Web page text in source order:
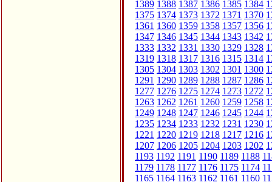
1389 1388 1387 1386 1385 1384
1375 1374 1373 1372 1371 1370
1361 1360 1359 1358 1357 1356
1347 1346 1345 1344 1343 1342
1333 1332 1331 1330 1329 1328
1319 1318 1317 1316 1315 1314
1305 1304 1303 1302 1301 1300
1291 1290 1289 1288 1287 1286
1277 1276 1275 1274 1273 1272
1263 1262 1261 1260 1259 1258
1249 1248 1247 1246 1245 1244
1235 1234 1233 1232 1231 1230
1221 1220 1219 1218 1217 1216
1207 1206 1205 1204 1203 1202
1193 1192 1191 1190 1189 1188
1179 1178 1177 1176 1175 1174
1165 1164 1163 1162 1161 1160